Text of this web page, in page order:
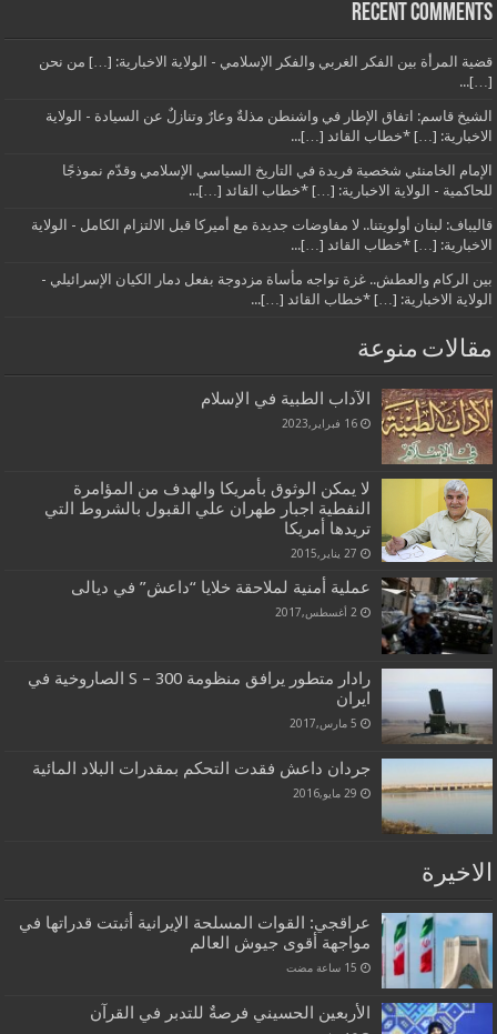
Recent Comments
قضية المرأة بين الفكر الغربي والفكر الإسلامي - الولاية الاخبارية: […] من نحن
[…]...
الشيخ قاسم: اتفاق الإطار في واشنطن مذلةٌ وعارٌ وتنازلٌ عن السيادة - الولاية
الاخبارية: […] *خطاب القائد […]...
الإمام الخامنئي شخصية فريدة في التاريخ السياسي الإسلامي وقدّم نموذجًا
للحاكمية - الولاية الاخبارية: […] *خطاب القائد […]...
قاليباف: لبنان أولويتنا.. لا مفاوضات جديدة مع أميركا قبل الالتزام الكامل - الولاية
الاخبارية: […] *خطاب القائد […]...
بين الركام والعطش.. غزة تواجه مأساة مزدوجة بفعل دمار الكيان الإسرائيلي -
الولاية الاخبارية: […] *خطاب القائد […]...
مقالات منوعة
الآداب الطبية في الإسلام
16 فبراير,2023
لا يمكن الوثوق بأمريكا والهدف من المؤامرة
النفطية اجبار طهران علي القبول بالشروط التي
تريدها أمريكا
27 يناير,2015
عملية أمنية لملاحقة خلايا “داعش” في ديالى
2 أغسطس,2017
رادار متطور يرافق منظومة S – 300 الصاروخية في
ايران
5 مارس,2017
جردان داعش فقدت التحكم بمقدرات البلاد المائية
29 مايو,2016
الاخيرة
عراقجي: القوات المسلحة الإيرانية أثبتت قدراتها في
مواجهة أقوى جيوش العالم
الأربعين الحسيني فرصةٌ للتدبر في القرآن